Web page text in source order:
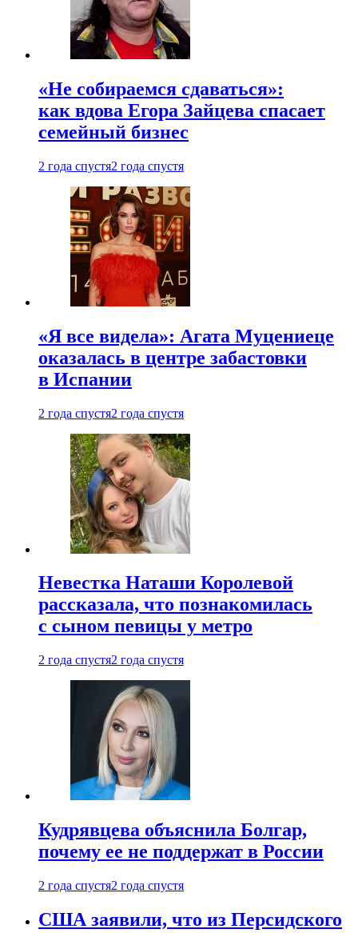
«Не собираемся сдаваться»:
как вдова Егора Зайцева спасает
семейный бизнес
2 года спустя2 года спустя
«Я все видела»: Агата Муцениеце
оказалась в центре забастовки
в Испании
2 года спустя2 года спустя
Невестка Наташи Королевой
рассказала, что познакомилась
с сыном певицы у метро
2 года спустя2 года спустя
Кудрявцева объяснила Болгар,
почему ее не поддержат в России
2 года спустя2 года спустя
США заявили, что из Персидского